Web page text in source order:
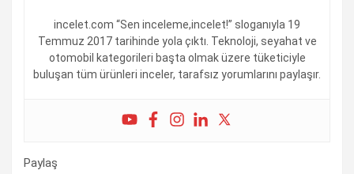
incelet.com “Sen inceleme,incelet!” sloganıyla 19
Temmuz 2017 tarihinde yola çıktı. Teknoloji, seyahat ve
otomobil kategorileri başta olmak üzere tüketiciyle
buluşan tüm ürünleri inceler, tarafsız yorumlarını paylaşır.
Paylaş